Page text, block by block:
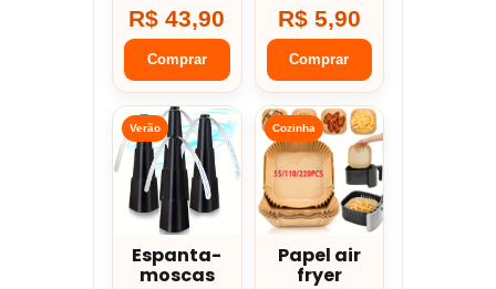
R$ 43,90
Comprar
R$ 5,90
Comprar
Verão
Espanta-
moscas
Cozinha
Papel air
fryer